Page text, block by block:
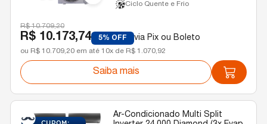
Ciclo Quente e Frio
R$ 10.709,20
R$ 10.173,74 5% OFF via Pix ou Boleto
ou R$ 10.709,20 em até 10x de R$ 1.070,92
Saiba mais
Ar-Condicionado Multi Split